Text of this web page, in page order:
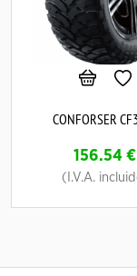
CONFORSER
156.54 €
(I.V.A.